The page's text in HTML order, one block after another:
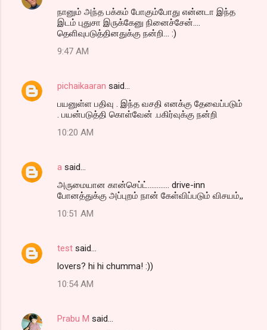
நானும் அந்த பக்கம் போகும்போது என்னடா இந்த
இடம் புதுசா இருக்கேனு நினைச்சேன்....
தெளிவுபடுத்தினதுக்கு நன்றி... :)
9:47 AM
pichaikaaran said…
பயனுள்ள பதிவு . இந்த வசதி எனக்கு தேவைப்படும்
. பயன்படுத்தி கொள்வேன் .பகிர்வுக்கு நன்றி
10:20 AM
a said…
அருமையான கான்செப்ட்............ drive-inn
போனத்துக்கு அப்புறம் நான் கேள்விப்படும் விசயம்,,
10:51 AM
test said…
lovers? hi hi chumma! :))
10:54 AM
Prabu M said…